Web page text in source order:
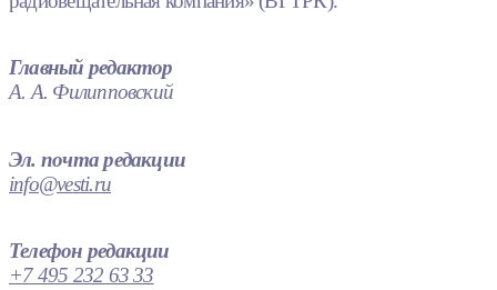
Главный редактор
А. А. Филипповский
Эл. почта редакции
info@vesti.ru
Телефон редакции
+7 495 232 63 33